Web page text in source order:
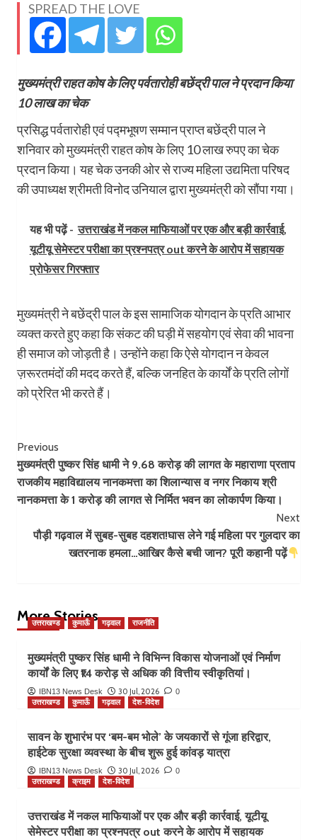
SPREAD THE LOVE
मुख्यमंत्री राहत कोष के लिए पर्वतारोही बछेंद्री पाल ने प्रदान किया
10 लाख का चेक
प्रसिद्ध पर्वतारोही एवं पद्मभूषण सम्मान प्राप्त बछेंद्री पाल ने
शनिवार को मुख्यमंत्री राहत कोष के लिए 10 लाख रुपए का चेक
प्रदान किया। यह चेक उनकी ओर से राज्य महिला उद्यमिता परिषद
की उपाध्यक्ष श्रीमती विनोद उनियाल द्वारा मुख्यमंत्री को सौंपा गया।
यह भी पढ़ें - उत्तराखंड में नकल माफियाओं पर एक और बड़ी कार्रवाई,
यूटीयू सेमेस्टर परीक्षा का प्रश्नपत्र out करने के आरोप में सहायक
प्रोफेसर गिरफ्तार
मुख्यमंत्री ने बछेंद्री पाल के इस सामाजिक योगदान के प्रति आभार
व्यक्त करते हुए कहा कि संकट की घड़ी में सहयोग एवं सेवा की भावना
ही समाज को जोड़ती है। उन्होंने कहा कि ऐसे योगदान न केवल
ज़रूरतमंदों की मदद करते हैं, बल्कि जनहित के कार्यों के प्रति लोगों
को प्रेरित भी करते हैं।
Post
Navigation
Previous
मुख्यमंत्री पुष्कर सिंह धामी ने 9.68 करोड़ की लागत के महाराणा प्रताप
राजकीय महाविद्यालय नानकमत्ता का शिलान्यास व नगर निकाय श्री
नानकमत्ता के 1 करोड़ की लागत से निर्मित भवन का लोकार्पण किया।
Next
पौड़ी गढ़वाल में सुबह-सुबह दहशत!घास लेने गई महिला पर गुलदार का
खतरनाक हमला…आखिर कैसे बची जान? पूरी कहानी पढ़ें
More Stories
उत्तराखण्ड कुमाऊँ गढ़वाल राजनीति
मुख्यमंत्री पुष्कर सिंह धामी ने विभिन्न विकास योजनाओं एवं निर्माण
कार्यों के लिए ₹14 करोड़ से अधिक की वित्तीय स्वीकृतियां।
IBN13 News Desk 30 Jul, 2026 0
उत्तराखण्ड कुमाऊँ गढ़वाल देश-विदेश
सावन के शुभारंभ पर ‘बम-बम भोले’ के जयकारों से गूंजा हरिद्वार,
हाईटेक सुरक्षा व्यवस्था के बीच शुरू हुई कांवड़ यात्रा
IBN13 News Desk 30 Jul, 2026 0
उत्तराखण्ड क्राइम देश-विदेश
उत्तराखंड में नकल माफियाओं पर एक और बड़ी कार्रवाई, यूटीयू
सेमेस्टर परीक्षा का प्रश्नपत्र out करने के आरोप में सहायक